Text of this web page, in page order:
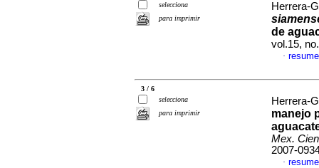
selecciona
para imprimir
Herrera-
de
vol.15,
·
3 / 6
selecciona
para imprimir
Herrera-
manejo
Mex.
2007-
·